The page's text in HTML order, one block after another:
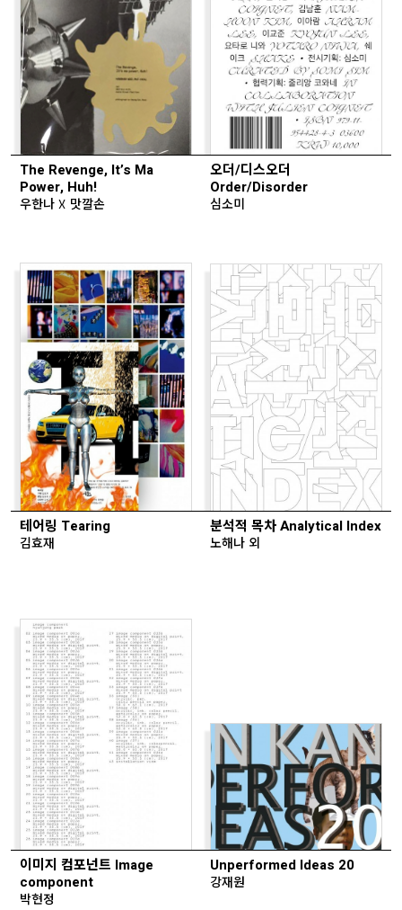
The Revenge, It’s Ma
Power, Huh!
우한나 X 맛깔손
오더/디스오더
Order/Disorder
심소미
테어링 Tearing
김효재
분석적 목차 Analytical Index
노해나 외
이미지 컴포넌트 Image
component
박현정
Unperformed Ideas 20
강재원